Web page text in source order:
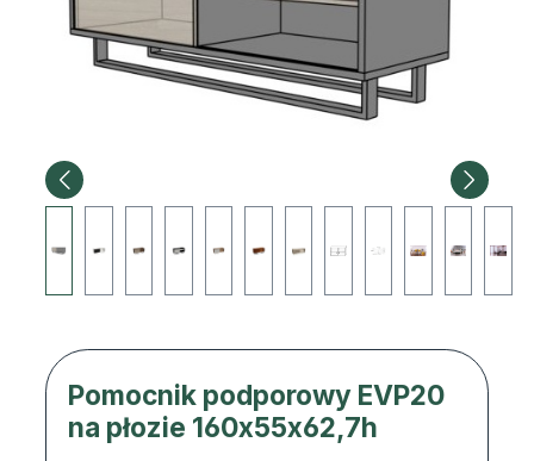
Pomocnik podporowy EVP20
na płozie 160x55x62,7h